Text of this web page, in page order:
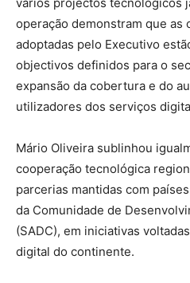
operação demonstram que as
adoptadas pelo Executivo
objectivos definidos para o
expansão da cobertura e do
utilizadores dos serviços
Mário Oliveira sublinhou
cooperação tecnológica
parcerias mantidas com
da Comunidade de
(SADC), em iniciativas
digital do continente.